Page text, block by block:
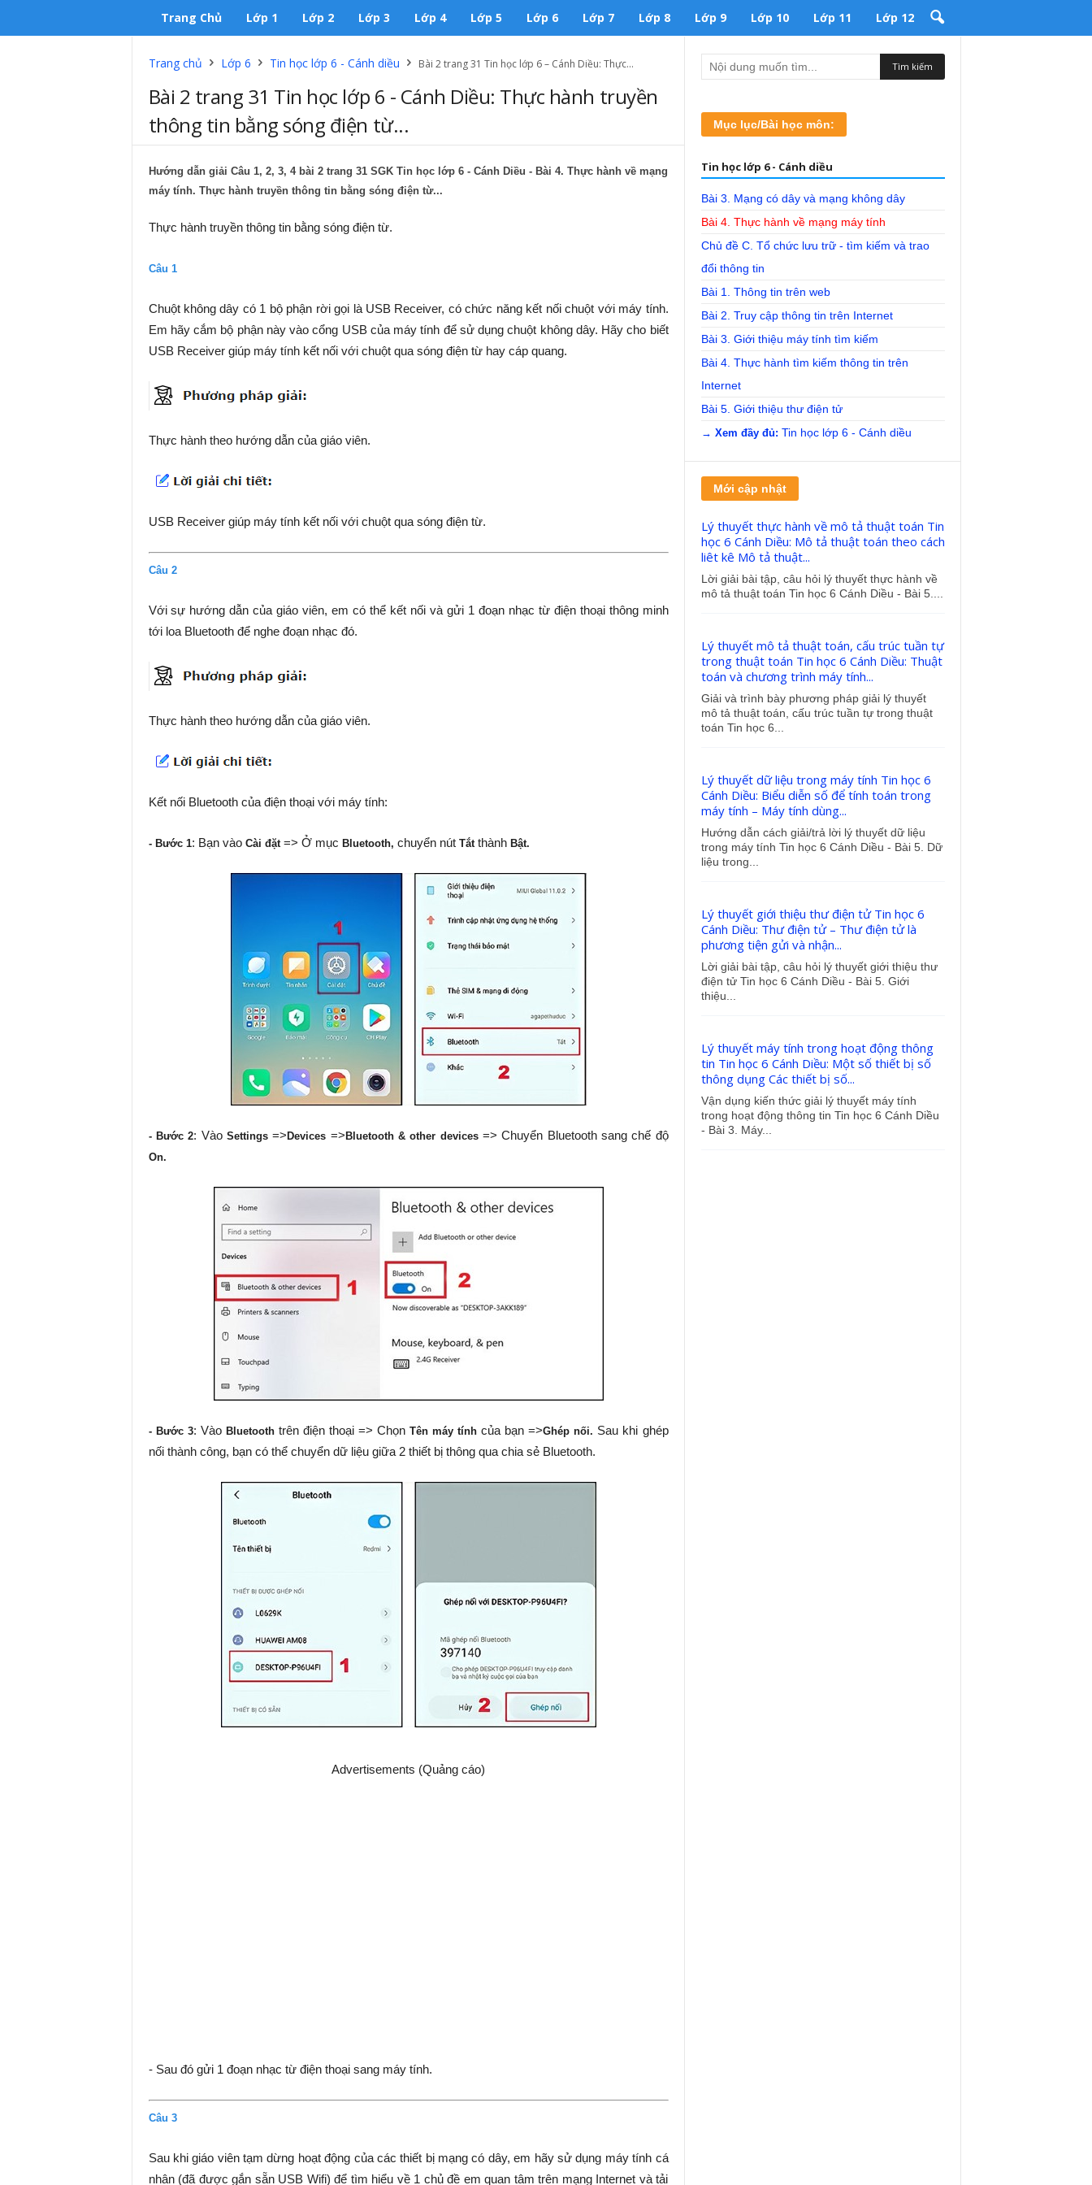
Trang Chủ Lớp 1 Lớp 2 Lớp 3 Lớp 4 Lớp 5 Lớp 6 Lớp 7 Lớp 8 Lớp 9 Lớp 10 Lớp 11 Lớp 12
Trang chủ Lớp 6 Tin học lớp 6 - Cánh diều Bài 2 trang 31 Tin học lớp 6 – Cánh Diều: Thực...
Bài 2 trang 31 Tin học lớp 6 - Cánh Diều: Thực hành truyền
thông tin bằng sóng điện từ...
Hướng dẫn giải Câu 1, 2, 3, 4 bài 2 trang 31 SGK Tin học lớp 6 - Cánh Diều - Bài 4. Thực hành về mạng
máy tính. Thực hành truyền thông tin bằng sóng điện từ...
Thực hành truyền thông tin bằng sóng điện từ.
Câu 1
Chuột không dây có 1 bộ phận rời gọi là USB Receiver, có chức năng kết nối chuột với máy tính.
Em hãy cắm bộ phận này vào cổng USB của máy tính để sử dụng chuột không dây. Hãy cho biết
USB Receiver giúp máy tính kết nối với chuột qua sóng điện từ hay cáp quang.
Thực hành theo hướng dẫn của giáo viên.
USB Receiver giúp máy tính kết nối với chuột qua sóng điện từ.
Câu 2
Với sự hướng dẫn của giáo viên, em có thể kết nối và gửi 1 đoạn nhạc từ điện thoại thông minh
tới loa Bluetooth để nghe đoạn nhạc đó.
Thực hành theo hướng dẫn của giáo viên.
Kết nối Bluetooth của điện thoại với máy tính:
- Bước 1: Bạn vào Cài đặt=> Ở mục Bluetooth, chuyển nútTắt thành Bật.
- Bước 2: Vào Settings=>Devices => Bluetooth & other devices=> Chuyển Bluetooth sang chế độ
On.
- Bước 3: Vào Bluetoothtrên điện thoại => ChọnTên máy tính của bạn =>Ghép nối. Sau khi ghép
nối thành công, bạn có thể chuyển dữ liệu giữa 2 thiết bị thông qua chia sẻ Bluetooth.
Advertisements (Quảng cáo)
- Sau đó gửi 1 đoạn nhạc từ điện thoại sang máy tính.
Câu 3
Sau khi giáo viên tạm dừng hoạt động của các thiết bị mạng có dây, em hãy sử dụng máy tính cá
nhân (đã được gắn sẵn USB Wifi) để tìm hiểu về 1 chủ đề em quan tâm trên mạng Internet và tải
Mục lục/Bài học môn:
Tin học lớp 6 - Cánh diều
Bài 3. Mạng có dây và mạng không dây
Bài 4. Thực hành về mạng máy tính
Chủ đề C. Tổ chức lưu trữ - tìm kiếm và trao
đổi thông tin
Bài 1. Thông tin trên web
Bài 2. Truy cập thông tin trên Internet
Bài 3. Giới thiệu máy tính tìm kiếm
Bài 4. Thực hành tìm kiếm thông tin trên
Internet
Bài 5. Giới thiệu thư điện tử
→ Xem đầy đủ: Tin học lớp 6 - Cánh diều
Mới cập nhật
Lý thuyết thực hành về mô tả thuật toán Tin
học 6 Cánh Diều: Mô tả thuật toán theo cách
liêt kê Mô tả thuật...
Lời giải bài tập, câu hỏi lý thuyết thực hành về
mô tả thuật toán Tin học 6 Cánh Diều - Bài 5....
Lý thuyết mô tả thuật toán, cấu trúc tuần tự
trong thuật toán Tin học 6 Cánh Diều: Thuật
toán và chương trình máy tính...
Giải và trình bày phương pháp giải lý thuyết
mô tả thuật toán, cấu trúc tuần tự trong thuật
toán Tin học 6...
Lý thuyết dữ liệu trong máy tính Tin học 6
Cánh Diều: Biểu diễn số để tính toán trong
máy tính – Máy tính dùng...
Hướng dẫn cách giải/trả lời lý thuyết dữ liệu
trong máy tính Tin học 6 Cánh Diều - Bài 5. Dữ
liệu trong...
Lý thuyết giới thiệu thư điện tử Tin học 6
Cánh Diều: Thư điện tử – Thư điện tử là
phương tiện gửi và nhận...
Lời giải bài tập, câu hỏi lý thuyết giới thiệu thư
điện tử Tin học 6 Cánh Diều - Bài 5. Giới
thiệu...
Lý thuyết máy tính trong hoạt động thông
tin Tin học 6 Cánh Diều: Một số thiết bị số
thông dụng Các thiết bị số...
Vận dụng kiến thức giải lý thuyết máy tính
trong hoạt động thông tin Tin học 6 Cánh Diều
- Bài 3. Máy...